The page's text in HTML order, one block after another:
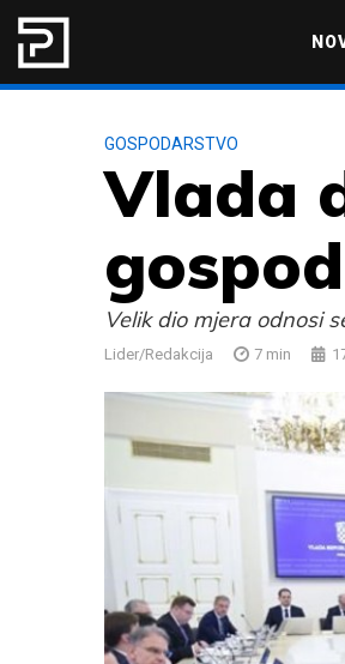
Skip to content
GOSPODARSTVO
Vlada
Velik dio mjera odnosi
Lider/Redakcija 7 min